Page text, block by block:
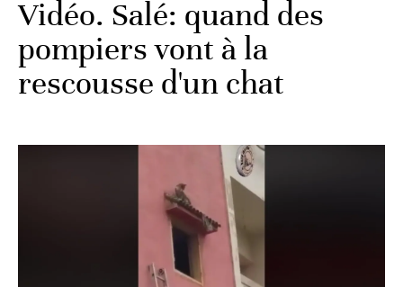
Vidéo. Salé: quand des
pompiers vont à la
rescousse d'un chat